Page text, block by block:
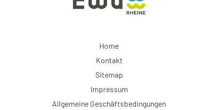
Home
Kontakt
Sitemap
Impressum
Allgemeine Geschäftsbedingungen